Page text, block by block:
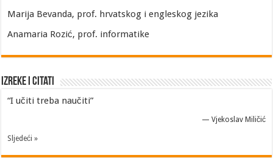
Marija Bevanda, prof. hrvatskog i engleskog jezika
Anamaria Rozić, prof. informatike
Izreke i Citati
“I učiti treba naučiti”
— Vjekoslav Miličić
Sljedeći »